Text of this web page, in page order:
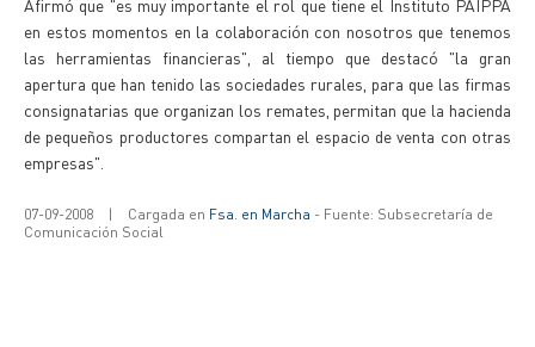
Afirmó que "es muy importante el rol que tiene el Instituto PAIPPA
en estos momentos en la colaboración con nosotros que tenemos
las herramientas financieras", al tiempo que destacó "la gran
apertura que han tenido las sociedades rurales, para que las firmas
consignatarias que organizan los remates, permitan que la hacienda
de pequeños productores compartan el espacio de venta con otras
empresas".
07-09-2008 | Cargada en Fsa. en Marcha - Fuente: Subsecretaría de
Comunicación Social